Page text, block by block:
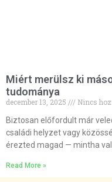
Miért merülsz ki
tudománya
december 13, 2025
Nincs
Biztosan előfordult már
családi helyzet vagy
érezted magad — mintha
Read More »